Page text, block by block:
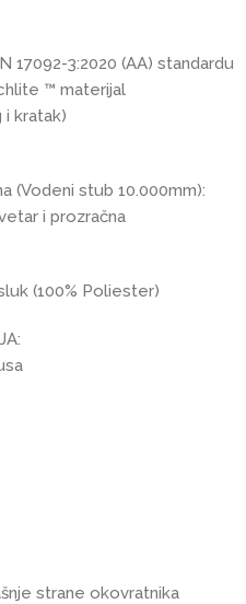
17092-3:2020 (AA) standardu
™ materijal
i kratak)
(Vodeni stub 10.000mm):
i prozračna
(100% Poliester)
strane okovratnika